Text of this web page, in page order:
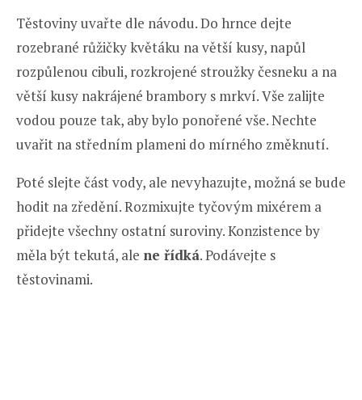
Těstoviny uvařte dle návodu. Do hrnce dejte
rozebrané růžičky květáku na větší kusy, napůl
rozpůlenou cibuli, rozkrojené stroužky česneku a na
větší kusy nakrájené brambory s mrkví. Vše zalijte
vodou pouze tak, aby bylo ponořené vše. Nechte
uvařit na středním plameni do mírného změknutí.
Poté slejte část vody, ale nevyhazujte, možná se bude
hodit na zředění. Rozmixujte tyčovým mixérem a
přidejte všechny ostatní suroviny. Konzistence by
měla být tekutá, ale ne řídká. Podávejte s
těstovinami.